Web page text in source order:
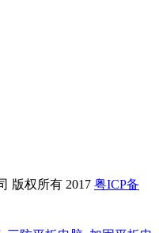
版权所有 2017 粤ICP备